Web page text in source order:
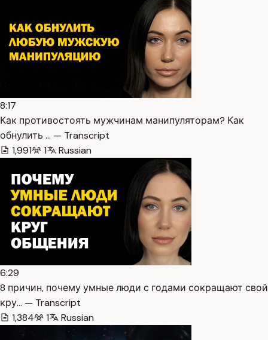
8:17
Как противостоять мужчинам манипуляторам? Как
обнулить … — Transcript
1,991
1 Russian
6:29
8 причин, почему умные люди с годами сокращают свой
кру… — Transcript
1,384
1 Russian